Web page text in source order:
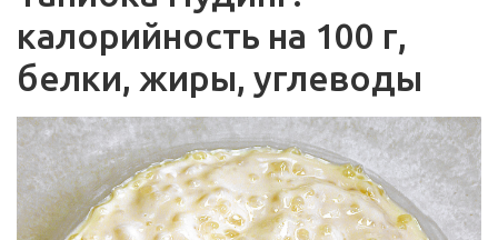
калорийность на 100 г,
белки, жиры, углеводы